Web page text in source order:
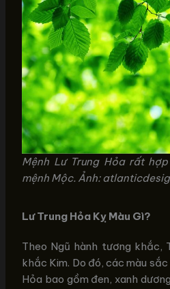
Mệnh Lư Trung Hỏa rất
mệnh Mộc. Ảnh:
Lư Trung Hỏa Kỵ Màu Gì?
Theo Ngũ hành tương khắc,
khắc Kim. Do đó, các màu
Hỏa bao gồm đen, xanh